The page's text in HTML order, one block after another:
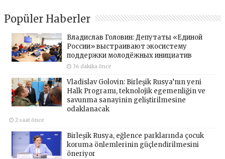
Popüler Haberler
Владислав Головин: Депутаты «Единой
России» выстраивают экосистему
поддержки молодёжных инициатив
36 dakika önce
Vladislav Golovin: Birleşik Rusya’nın yeni
Halk Programı, teknolojik egemenliğin ve
savunma sanayinin geliştirilmesine
odaklanacak
2 saat önce
Birleşik Rusya, eğlence parklarında çocuk
koruma önlemlerinin güçlendirilmesini
öneriyor